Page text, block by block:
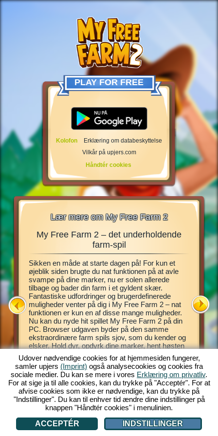
PLAY FOR FREE
Kolofon
Erklæring om databeskyttelse
Vilkår på upjers.com
Håndtér cookies
Lær mere om My Free Farm 2
din helt
og
My Free Farm 2 – det underholdende
farm-spil
Sikken en måde at starte dagen på! For kun et
øjeblik siden brugte du nat funktionen på at avle
svampe på dine marker, nu er solen allerede
tilbage og bader din farm i et gyldent skær.
Fantastiske udfordringer og brugerdefinerede
muligheder venter på dig i My Free Farm 2 – nat
funktionen er kun en af disse mange muligheder.
Nu kan du nyde hit spillet My Free Farm 2 på din
PC. Browser udgaven byder på den samme
ekstraordinære farm spils sjov, som du kender og
elsker. Hold dyr, opdyrk dine marker, hent høsten
ind og producer lækre varer til dine kunder.
Register dig gratis nu og kom godt i gang!
My
Dette
spillet
spillet,
Pas
dig
dine
farm,
Udover nødvendige cookies for at hjemmesiden fungerer,
samler upjers (Imprint) også analysecookies og cookies fra
sociale medier. Du kan se mere i vores Erklæring om privatliv.
For at sige ja til alle cookies, kan du trykke på "Acceptér". For at
afvise cookies som ikke er nødvendige, kan du trykke på
"Indstillinger". Du kan til enhver tid ændre dine indstillinger på
knappen "Håndtér cookies" i menulinien.
ACCEPTÉR
INDSTILLINGER